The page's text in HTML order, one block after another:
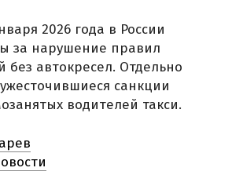
2026 года в России
за нарушение правил
без автокресел. Отдельно
санкции
водителей такси.